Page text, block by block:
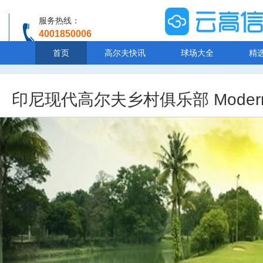
服务热线：
4001850006
首页 高尔夫快讯 球场大全 精
印尼现代高尔夫乡村俱乐部